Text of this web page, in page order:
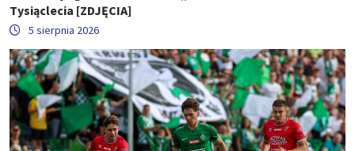
Tysiąclecia [ZDJĘCIA]
5 sierpnia 2026